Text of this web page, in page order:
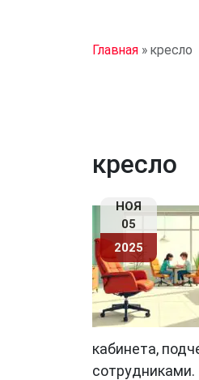
Главная » кресло
кресло
НОЯ
05
2025
кабинета,